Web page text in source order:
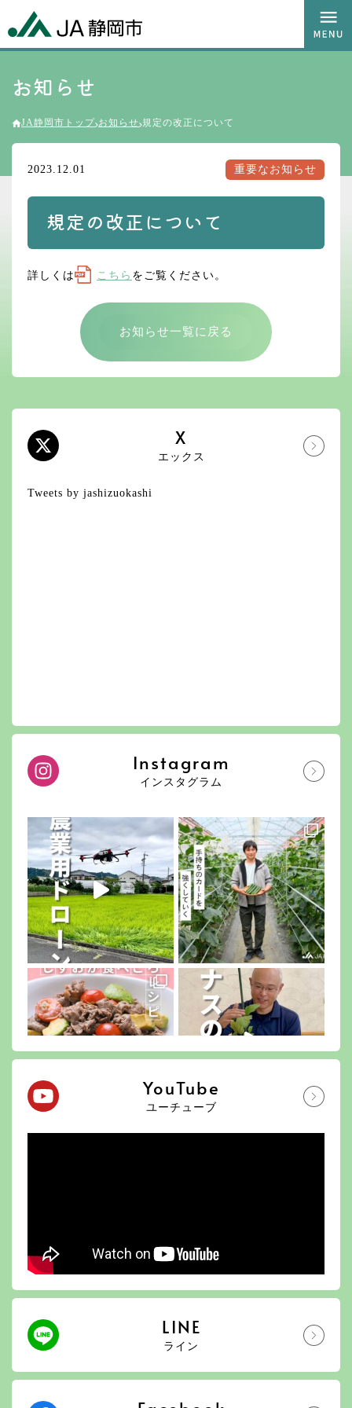
お知らせ
JA静岡市トップ お知らせ 規定の改正について
2023.12.01 重要なお知らせ
規定の改正について
詳しくは こちら をご覧ください。
お知らせ一覧に戻る
X
エックス
Tweets by jashizuokashi
Instagram
インスタグラム
YouTube
ユーチューブ
LINE
ライン